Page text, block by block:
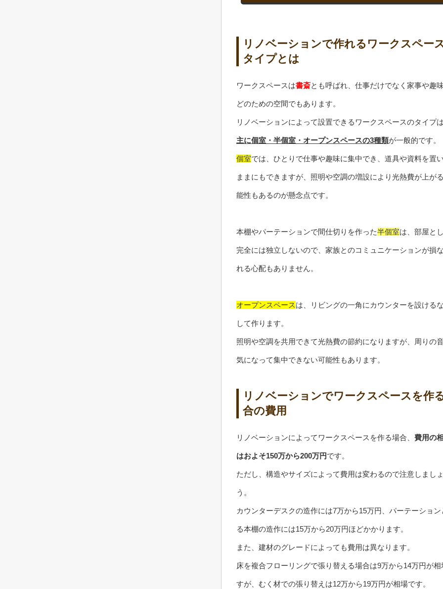
リノベーションで作れるワークスペー
タイプとは
ワークスペースは書斎とも呼ばれ、仕事だけでなく家事や趣
どのための空間でもあります。
リノベーションによって設置できるワークスペースのタイプは
主に個室・半個室・オープンスペースの3種類が一般的です。
個室では、ひとりで仕事や趣味に集中でき、道具や資料を置
ままにもできますが、照明や空調の増設により光熱費が上が
能性もあるのが懸念点です。
本棚やパーテーションで間仕切りを作った半個室は、部屋と
完全には独立しないので、家族とのコミュニケーションが損
れる心配もありません。
オープンスペースは、リビングの一角にカウンターを設ける
して作ります。
照明や空調を共用できて光熱費の節約になりますが、周りの
気になって集中できない可能性もあります。
リノベーションでワークスペースを作
合の費用
リノベーションによってワークスペースを作る場合、 費用の
はおよそ150万から200万円です。
ただし、構造やサイズによって費用は変わるので注意しましょ
う。
カウンターデスクの造作には7万から15万円、パーテーション
る本棚の造作には15万から20万円ほどかかります。
また、建材のグレードによっても費用は異なります。
床を複合フローリングで張り替える場合は9万から14万円が相
すが、むく材での張り替えは12万から19万円が相場です。